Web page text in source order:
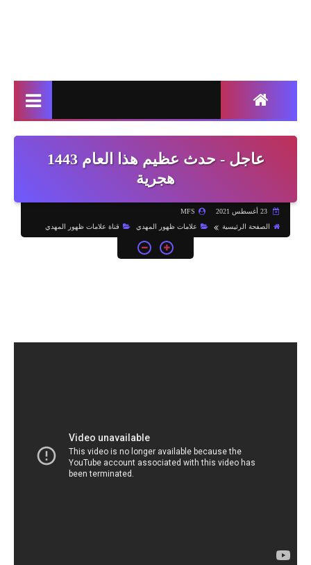
عاجل - حدث عظيم هذا العام 1443
هجرية
23 أغسطس 2021 MFS
الصفحة الرئيسية علامات ظهور المهدي قناة علامات ظهور المهدي